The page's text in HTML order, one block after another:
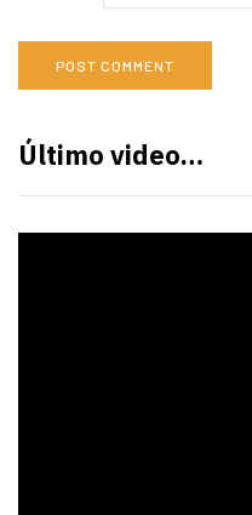
Último video…